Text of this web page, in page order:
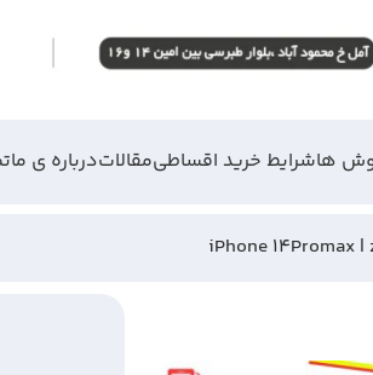
هاشرایط خرید اقساطیمقالاتدرباره ی ما